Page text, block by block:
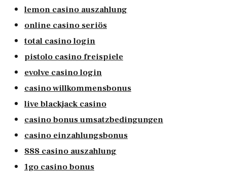
lemon casino auszahlung
online casino seriös
total casino login
pistolo casino freispiele
evolve casino login
casino willkommensbonus
live blackjack casino
casino bonus umsatzbedingungen
casino einzahlungsbonus
888 casino auszahlung
1go casino bonus